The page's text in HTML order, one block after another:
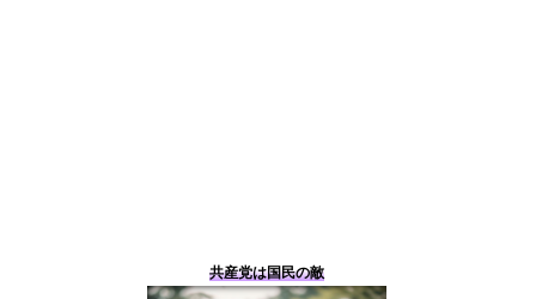
共産党は国民の敵